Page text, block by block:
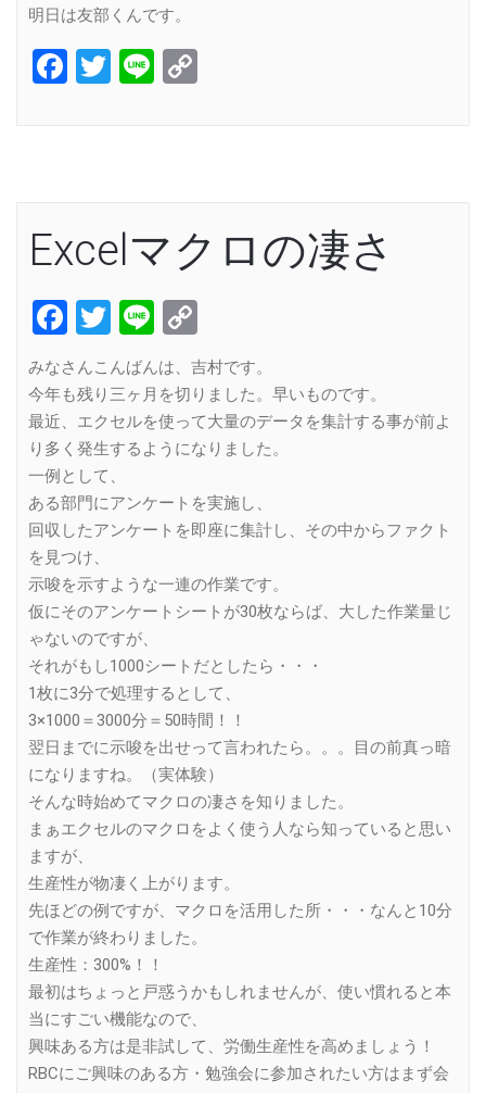
明日は友部くんです。
Facebook
Twitter
Line
Excelマクロの凄さ
Facebook
Twitter
Line
Link
みなさんこんばんは、吉村です。
今年も残り三ヶ月を切りました。早いものです。
最近、エクセルを使って大量のデータを集計する事が前よ
り多く発生するようになりました。
一例として、
ある部門にアンケートを実施し、
回収したアンケートを即座に集計し、その中からファクト
を見つけ、
示唆を示すような一連の作業です。
仮にそのアンケートシートが30枚ならば、大した作業量じ
ゃないのですが、
それがもし1000シートだとしたら・・・
1枚に3分で処理するとして、
3×1000＝3000分＝50時間！！
翌日までに示唆を出せって言われたら。。。目の前真っ暗
になりますね。（実体験）
そんな時始めてマクロの凄さを知りました。
まぁエクセルのマクロをよく使う人なら知っていると思い
ますが、
生産性が物凄く上がります。
先ほどの例ですが、マクロを活用した所・・・なんと10分
で作業が終わりました。
生産性：300%！！
最初はちょっと戸惑うかもしれませんが、使い慣れると本
当にすごい機能なので、
興味ある方は是非試して、労働生産性を高めましょう！
RBCにご興味のある方・勉強会に参加されたい方はまず会